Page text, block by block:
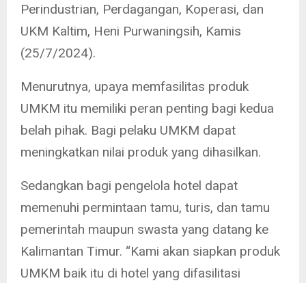
Perindustrian, Perdagangan, Koperasi, dan
UKM Kaltim, Heni Purwaningsih, Kamis
(25/7/2024).
Menurutnya, upaya memfasilitas produk
UMKM itu memiliki peran penting bagi kedua
belah pihak. Bagi pelaku UMKM dapat
meningkatkan nilai produk yang dihasilkan.
Sedangkan bagi pengelola hotel dapat
memenuhi permintaan tamu, turis, dan tamu
pemerintah maupun swasta yang datang ke
Kalimantan Timur. “Kami akan siapkan produk
UMKM baik itu di hotel yang difasilitasi